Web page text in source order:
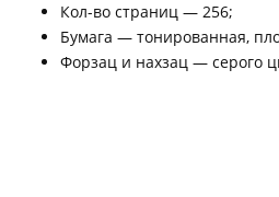
Кол-во страниц — 256;
Бумага — тонированная,
Форзац и нахзац — серого